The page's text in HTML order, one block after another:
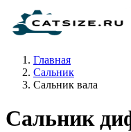
Главная
Сальник
Сальник вала
Сальник